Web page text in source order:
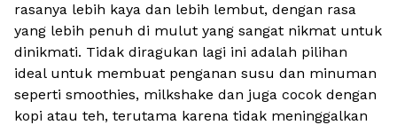
rasanya lebih kaya dan lebih lembut, dengan rasa
yang lebih penuh di mulut yang sangat nikmat untuk
dinikmati. Tidak diragukan lagi ini adalah pilihan
ideal untuk membuat penganan susu dan minuman
seperti smoothies, milkshake dan juga cocok dengan
kopi atau teh, terutama karena tidak meninggalkan